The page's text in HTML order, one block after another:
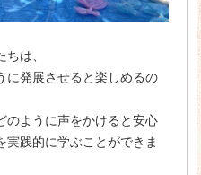
は、
に発展させると楽しめるの
のように声をかけると安心
実践的に学ぶことができま